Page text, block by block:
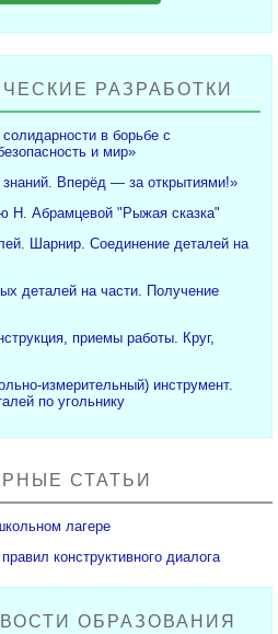
РАЗРАБОТКИ
в борьбе с
и мир»
Вперёд — за открытиями!»
Н. Абрамцевой "Рыжая сказка"
Шарнир. Соединение деталей на
деталей на части. Получение
приемы работы. Круг,
измерительный) инструмент.
по угольнику
СТАТЬИ
лагере
конструктивного диалога
ОБРАЗОВАНИЯ